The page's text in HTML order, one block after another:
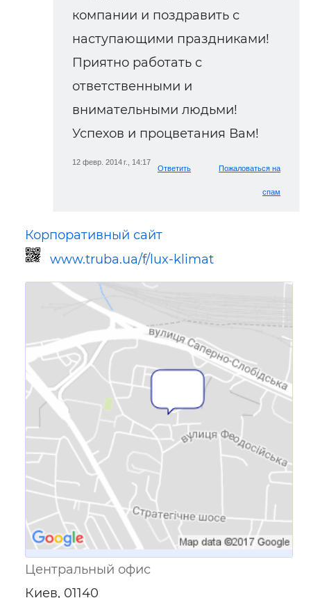
компании и поздравить с
наступающими праздниками!
Приятно работать с
ответственными и
внимательными людьми!
Успехов и процветания Вам!
12 февр. 2014 г., 14:17
Ответить Пожаловаться на
спам
Корпоративный сайт
www.truba.ua/f/lux-klimat
Ссылка для мобильных устройств
Центральный офис
Киев, 01140